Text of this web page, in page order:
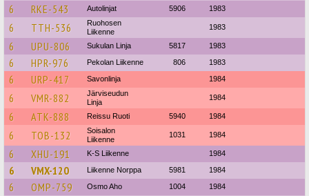
6 RKE-543 Autolinjat 5906 1983
6 TTH-536
Ruohosen
Liikenne
1983
6 UPU-806 Sukulan Linja 5817 1983
6 HPR-976 Pekolan Liikenne 806 1983
6 URP-417 Savonlinja 1984
6 VMR-882
Järviseudun
Linja
1984
6 ATK-888 Reissu Ruoti 5940 1984
6 TOB-132
Soisalon
Liikenne
1031 1984
6 XHU-191 K-S Liikenne 1984
6 VMX-120 Liikenne Norppa 5981 1984
6 OMP-759 Osmo Aho 1004 1984